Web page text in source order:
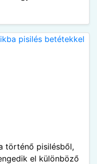
történő pisilésből,
el különböző